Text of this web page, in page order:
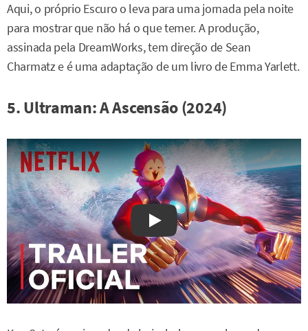
Aqui, o próprio Escuro o leva para uma jornada pela noite
para mostrar que não há o que temer. A produção,
assinada pela DreamWorks, tem direção de Sean
Charmatz e é uma adaptação de um livro de Emma Yarlett.
5. Ultraman: A Ascensão (2024)
Watch on YouTube